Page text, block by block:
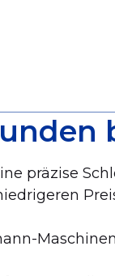
präzise